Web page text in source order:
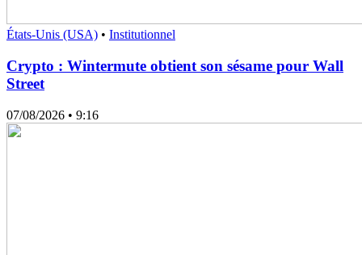
États-Unis (USA) • Institutionnel
Crypto : Wintermute obtient son sésame pour Wall
Street
07/08/2026 • 9:16